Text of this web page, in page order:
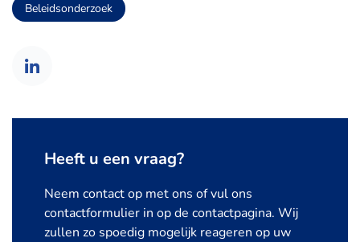
Beleidsonderzoek
Heeft u een vraag?
Neem contact op met ons of vul ons
contactformulier in op de contactpagina. Wij
zullen zo spoedig mogelijk reageren op uw